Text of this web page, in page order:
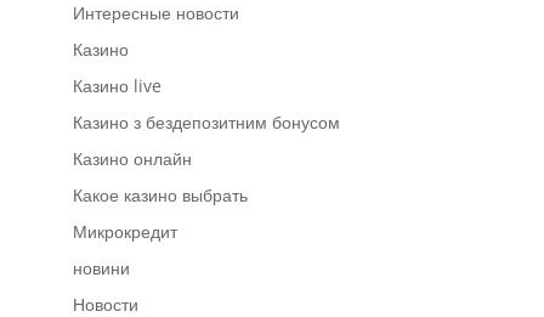
Интересные новости
Казино
Казино live
Казино з бездепозитним бонусом
Казино онлайн
Какое казино выбрать
Микрокредит
новини
Новости